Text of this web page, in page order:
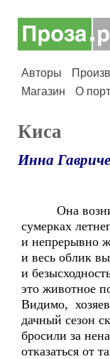
Авторы
Магазин
О
Киса
Инна
Она
сумерках
и непрерывно
и весь облик
и
это животное
Видимо,
дачный сезон
бросили за
отказаться от